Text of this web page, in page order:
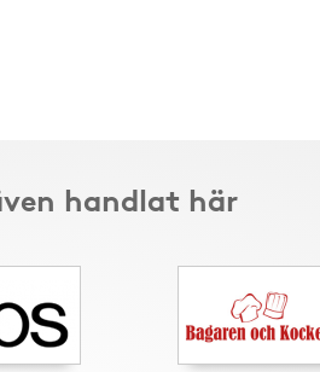
handlat här